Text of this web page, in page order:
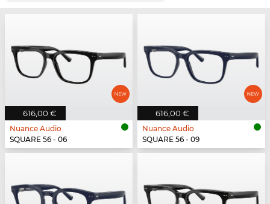
616,00 €
Nuance Audio
SQUARE 56 - 06
616,00 €
Nuance Audio
SQUARE 56 - 09